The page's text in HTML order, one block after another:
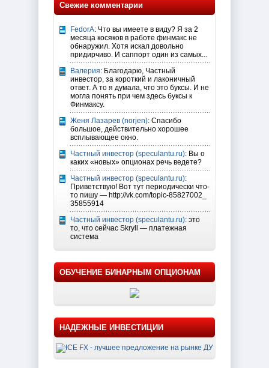
Свежие комментарии
FedorA: Что вы имеете в виду? Я за 2
месяца косяков в работе финмакс не
обнаружил. Хотя искал довольно
придирчиво. И саппорт один из самых...
Валерия: Благодарю, Частный
инвестор, за короткий и лаконичный
ответ. А то я думала, что это буксы. И не
могла понять при чем здесь буксы к
Финмаксу.
Женя Лазарев (norjen): Спасибо
большое, действительно хорошее
всплывающее окно.
Частный инвестор (speculantu.ru): Вы о
каких «новых» опционах речь ведете?
Частный инвестор (speculantu.ru):
Приветствую! Вот тут периодически что-
то пишу — http://vk.com/topic-85827002_
35855914
Частный инвестор (speculantu.ru): это
то, что сейчас Skryll — платежная
система
ОБУЧЕНИЕ БИНАРНЫМ ОПЦИОНАМ
НАДЕЖНЫЕ ИНВЕСТИЦИИ